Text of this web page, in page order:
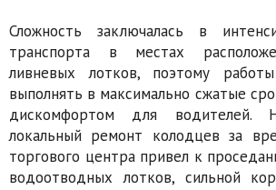
Сложность заключалась в
транспорта в местах
ливневых лотков, поэтому работы
выполнять в максимально сжатые
дискомфортом для водителей.
локальный ремонт колодцев за
торгового центра привел к
водоотводных лотков, сильной